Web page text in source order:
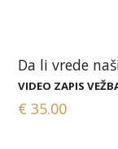
Da li vrede
VIDEO ZAPIS
€ 35.00